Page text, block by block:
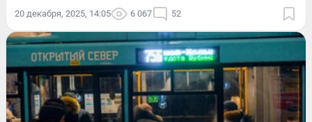
20 декабря, 2025, 14:05 6 067 52